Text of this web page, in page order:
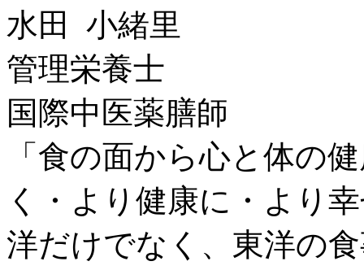
水田 小緒里
管理栄養士
国際中医薬膳師
「食の面から心と体の
く・より健康に・より
洋だけでなく、東洋の